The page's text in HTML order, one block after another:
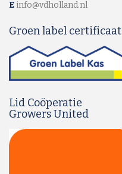
E info@vdholland.nl
Groen label certificaat
Lid Coöperatie
Growers United